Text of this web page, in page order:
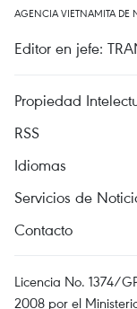
AGENCIA VIETNAMITA DE
Editor en jefe:
Propiedad
RSS
Idiomas
Servicios de
Contacto
Licencia No. 1374/
2008 por el